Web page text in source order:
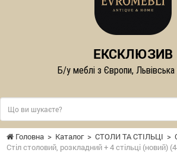
ЕКСКЛЮЗИВ
Б/у меблі з Європи,
Головна > Каталог > СТОЛИ ТА СТІЛЬЦІ >
Стіл столовий, розкладний + 4 стільці (новий)